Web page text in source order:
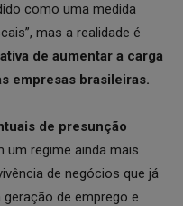
como uma medida
mas a realidade é
de aumentar a carga
empresas brasileiras.
de presunção
regime ainda mais
de negócios que já
de emprego e